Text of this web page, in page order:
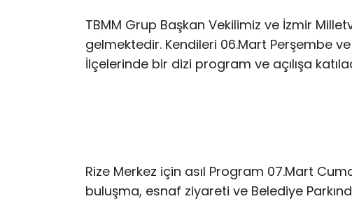
TBMM Grup Başkan Vekilimiz ve İzmir
gelmektedir. Kendileri 06.Mart Perşembe
İlçelerinde bir dizi program ve açılışa
Rize Merkez için asıl Program 07.Mart
buluşma, esnaf ziyareti ve Belediye